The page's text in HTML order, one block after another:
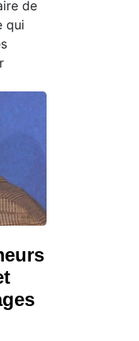
de
qui